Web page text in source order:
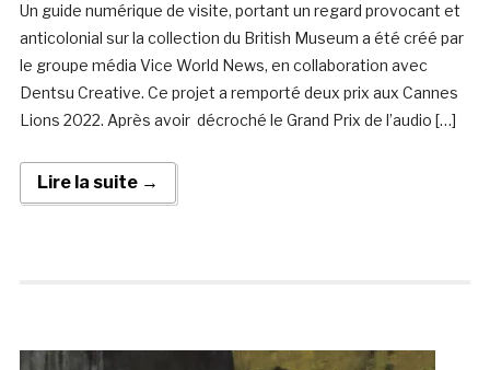
Un guide numérique de visite, portant un regard provocant et
anticolonial sur la collection du British Museum a été créé par
le groupe média Vice World News, en collaboration avec
Dentsu Creative. Ce projet a remporté deux prix aux Cannes
Lions 2022. Après avoir décroché le Grand Prix de l’audio […]
Lire la suite →